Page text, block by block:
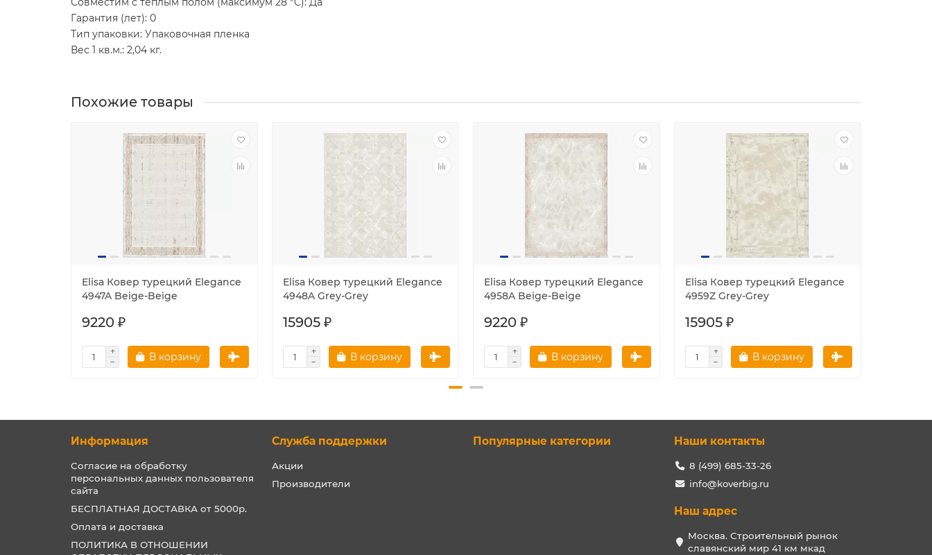
Гарантия (лет): 0
Тип упаковки: Упаковочная пленка
Вес 1 кв.м.: 2,04 кг.
Похожие товары
Elisa Ковер турецкий Elegance
4947A Beige-Beige
9220 ₽
В корзину
Elisa Ковер турецкий Elegance
4948A Grey-Grey
15905 ₽
В корзину
Elisa Ковер турецкий Elegance
4958A Beige-Beige
9220 ₽
В корзину
Elisa Ковер турецкий Elegance
4959Z Grey-Grey
15905 ₽
В корзину
Информация
Согласие на обработку
персональных данных пользователя
сайта
БЕСПЛАТНАЯ ДОСТАВКА от 5000р.
Оплата и доставка
ПОЛИТИКА В ОТНОШЕНИИ
Служба поддержки
Акции
Производители
Популярные категории Наши контакты
8 (499) 685-33-26
info@koverbig.ru
Наш адрес
Москва. Строительный рынок
славянский мир 41 км мкад